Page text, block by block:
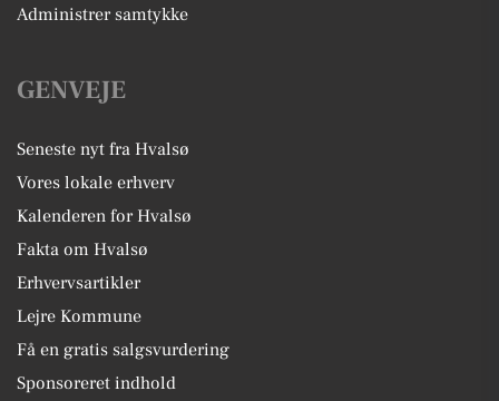
Administrer samtykke
GENVEJE
Seneste nyt fra Hvalsø
Vores lokale erhverv
Kalenderen for Hvalsø
Fakta om Hvalsø
Erhvervsartikler
Lejre Kommune
Få en gratis salgsvurdering
Sponsoreret indhold